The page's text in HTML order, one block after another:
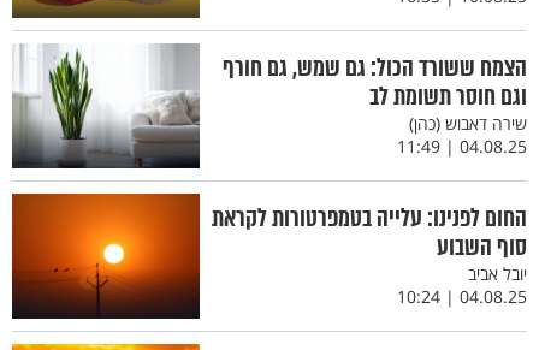
הצמח ששורד הכול: גם שמש, גם חורף
וגם חוסר תשומת לב
שירה דאבוש (כהן)
04.08.25 | 11:49
החום לפנינו: עלייה בטמפרטורות לקראת
סוף השבוע
יובל אביב
04.08.25 | 10:24